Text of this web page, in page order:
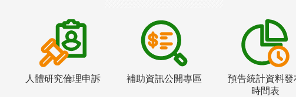
人體研究倫理申訴 補助資訊公開專區
預告統計資料發
時間表